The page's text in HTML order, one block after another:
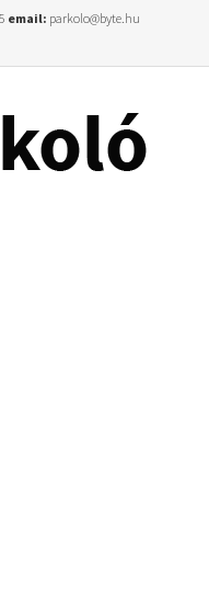
email: parkolo@byte.hu